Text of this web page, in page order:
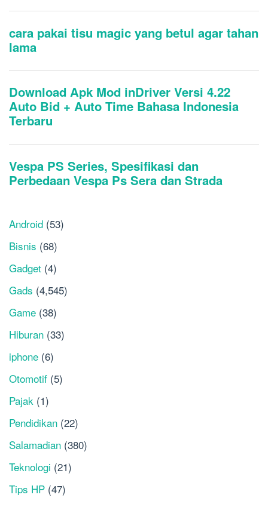
Android (53)
Bisnis (68)
Gadget (4)
Gads (4,545)
Game (38)
Hiburan (33)
iphone (6)
Otomotif (5)
Pajak (1)
Pendidikan (22)
Salamadian (380)
Teknologi (21)
Tips HP (47)